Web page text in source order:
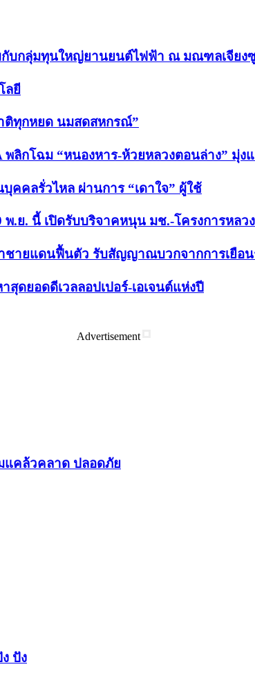
กับกลุ่มทุนใหญ่ยานยนต์ไฟฟ้า ณ มณฑลเจียง
ลยี
ติทุกหยด นมสดสหกรณ์”
กโฉม “หนองหาร-ห้วยหลวงตอนล่าง” มุ่ง
คคลรั่วไหล ผ่านการ “เดาใจ” ผู้ใช้
พ.ย. นี้ เปิดรับบริจาคหนุน มช.-โครงการหลว
ชายแดนฟื้นตัว รับสัญญาณบวกจากการเยือ
สุดยอดดีเวลลอปเปอร์-เอเจนต์แห่งปี
Advertisement
แคล้วคลาด​ ปลอดภัย​
ปัง​